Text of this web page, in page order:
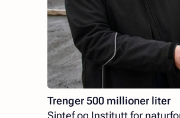
Trenger 500 millioner liter
Sintef og Institutt for